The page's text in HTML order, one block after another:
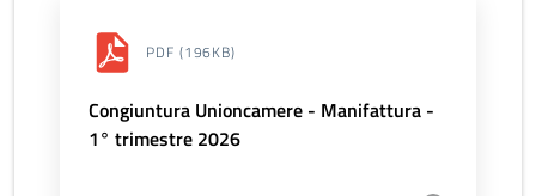
PDF (196KB)
Congiuntura Unioncamere - Manifattura -
1° trimestre 2026